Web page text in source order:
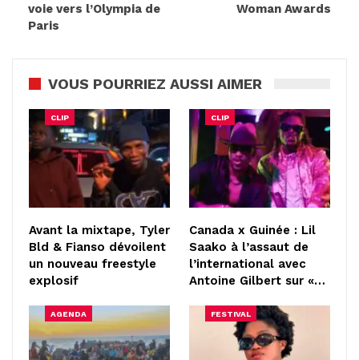
voie vers l’Olympia de
Paris
Woman Awards
VOUS POURRIEZ AUSSI AIMER
CLIP
Avant la mixtape, Tyler
Bld & Fianso dévoilent
un nouveau freestyle
explosif
CLIP
Canada x Guinée : Lil
Saako à l’assaut de
l’international avec
Antoine Gilbert sur «…
AGENDA FESTIVAL